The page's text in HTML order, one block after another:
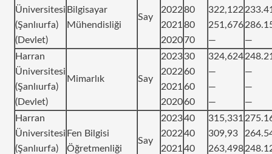
Üniversitesi
(Şanlıurfa)
(Devlet)
Bilgisayar
Mühendisliği
Say
2022
2021
2020
80
80
70
322,122
251,676
—
—
Harran
Üniversitesi
(Şanlıurfa)
(Devlet)
Mimarlık Say
2023
2022
2021
2020
30
60
60
60
324,624
—
—
—
—
—
—
Harran
Üniversitesi
(Şanlıurfa)
Fen Bilgisi
Öğretmenliği
Say
2023
2022
2021
40
40
40
315,331
309,93
263,498